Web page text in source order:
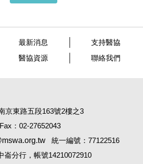
最新消息
支持醫協
醫協資源 聯絡我們
京東路五段163號2樓之3
Fax：02-27652043
統一編號：77122516
崙分行，帳號14210072910